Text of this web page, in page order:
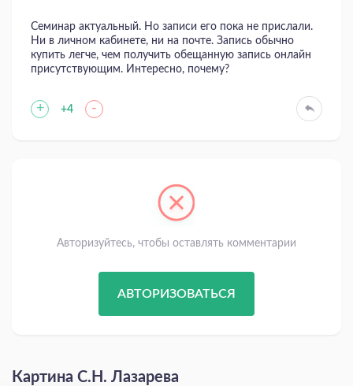
Семинар актуальный. Но записи его пока не прислали.
Ни в личном кабинете, ни на почте. Запись обычно
купить легче, чем получить обещанную запись онлайн
присутствующим. Интересно, почему?
+ +4 -
Авторизуйтесь, чтобы оставлять комментарии
АВТОРИЗОВАТЬСЯ
Картина С.Н. Лазарева